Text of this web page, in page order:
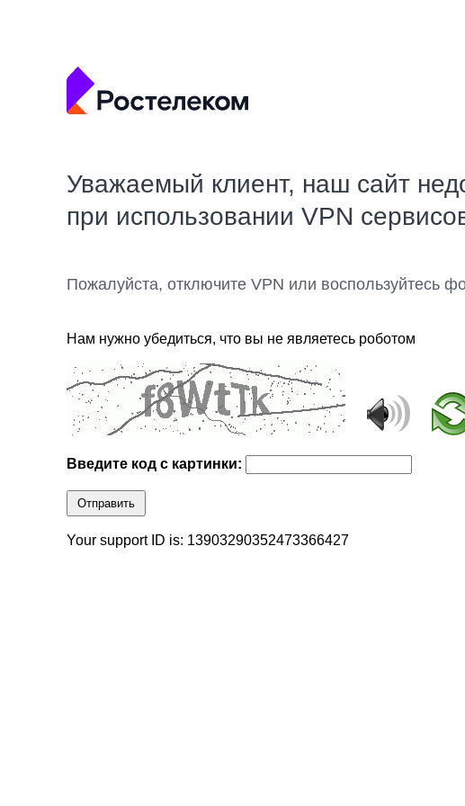
Уважаемый клиент, наш сайт
при использовании VPN
Пожалуйста, отключите VPN или воспользуйтесь
Нам нужно убедиться, что вы не являетесь роботом
Введите код с картинки:
Отправить
Your support ID is: 13903290352473366427